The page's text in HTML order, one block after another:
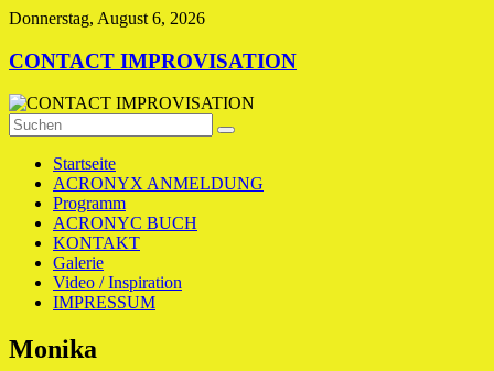
Zum
springen
Donnerstag, August 6, 2026
CONTACT IMPROVISATION
Startseite
ACRONYX ANMELDUNG
Programm
ACRONYC BUCH
KONTAKT
Galerie
Video / Inspiration
IMPRESSUM
Monika